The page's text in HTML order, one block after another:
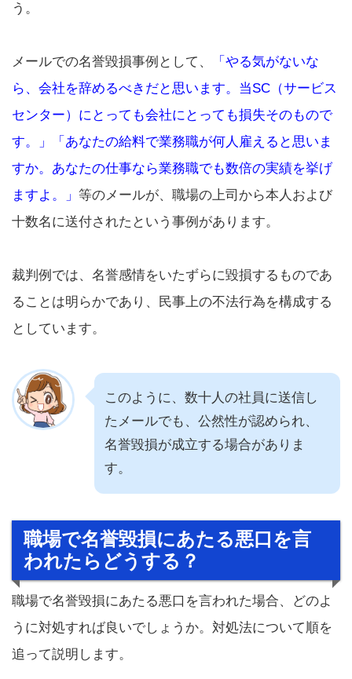
う。
メールでの名誉毀損事例として、
「やる気がないな
ら、会社を辞めるべきだと思います。当SC（サービス
センター）にとっても会社にとっても損失そのもので
す。」「あなたの給料で業務職が何人雇えると思いま
すか。あなたの仕事なら業務職でも数倍の実績を挙げ
ますよ。」 等のメールが、職場の上司から本人および
十数名に送付されたという事例があります。
裁判例では、名誉感情をいたずらに毀損するものであ
ることは明らかであり、民事上の不法行為を構成する
としています。
このように、数十人の社員に送信し
たメールでも、公然性が認められ、
名誉毀損が成立する場合がありま
す。
職場で名誉毀損にあたる悪口を言
われたらどうする？
職場で名誉毀損にあたる悪口を言われた場合、どのよ
うに対処すれば良いでしょうか。対処法について順を
追って説明します。